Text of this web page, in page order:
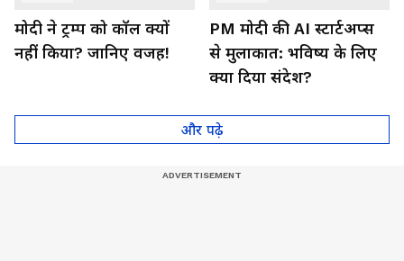
मोदी ने ट्रम्प को कॉल क्यों
नहीं किया? जानिए वजह!
PM मोदी की AI स्टार्टअप्स
से मुलाकात: भविष्य के लिए
क्या दिया संदेश?
और पढ़े